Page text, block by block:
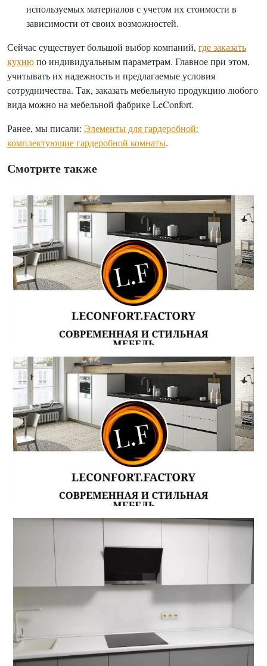
используемых материалов с учетом их стоимости в
зависимости от своих возможностей.
Сейчас существует большой выбор компаний, где заказать
кухнюпо индивидуальным параметрам. Главное при этом,
учитывать их надежность и предлагаемые условия
сотрудничества. Так, заказать мебельную продукцию любого
вида можно на мебельной фабрике LeConfort.
Ранее, мы писали: Элементы для гардеробной:
комплектующие гардеробной комнаты.
Смотрите также